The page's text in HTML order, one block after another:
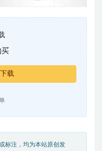
买
载
标注，均为本站原创发